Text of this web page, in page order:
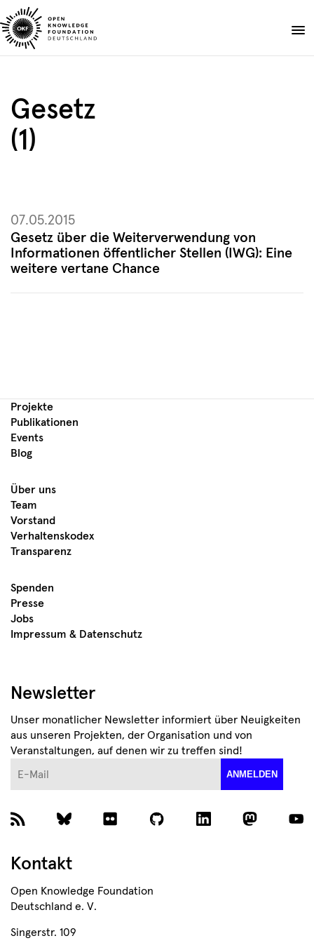
Skip
to
öffnen
Gesetz
(1)
Gesetz über die Weiterverwendung von
Informationen öffentlicher Stellen (IWG): Eine
weitere vertane Chance
07.05.2015
Projekte
Publikationen
Events
Blog
Über uns
Team
Vorstand
Verhaltenskodex
Transparenz
Spenden
Presse
Jobs
Impressum & Datenschutz
Newsletter
Unser monatlicher Newsletter informiert über Neuigkeiten
aus unseren Projekten, der Organisation und von
Veranstaltungen, auf denen wir zu treffen sind!
ANMELDEN
Kontakt
Open Knowledge Foundation
Deutschland e. V.
Singerstr. 109